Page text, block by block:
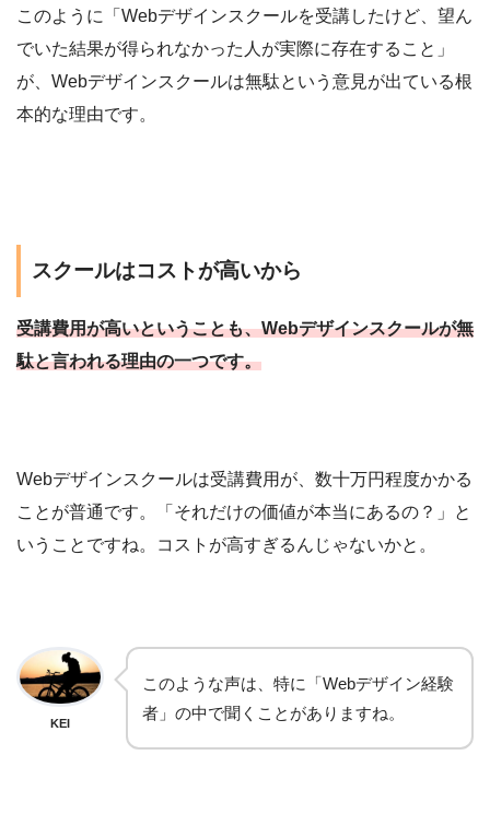
このように「Webデザインスクールを受講したけど、望ん
でいた結果が得られなかった人が実際に存在すること」
が、Webデザインスクールは無駄という意見が出ている根
本的な理由です。
スクールはコストが高いから
受講費用が高いということも、Webデザインスクールが無
駄と言われる理由の一つです。
Webデザインスクールは受講費用が、数十万円程度かかる
ことが普通です。「それだけの価値が本当にあるの？」と
いうことですね。コストが高すぎるんじゃないかと。
KEI
このような声は、特に「Webデザイン経験
者」の中で聞くことがありますね。